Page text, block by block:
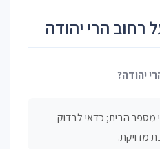
רחוב הרי יהודה
יהודה?
הבית; כדאי לבדוק
מדויקת.